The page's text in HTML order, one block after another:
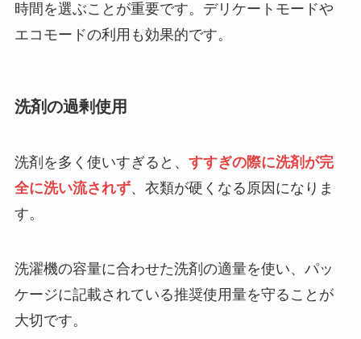
時間を選ぶことが重要です。デリケートモードや
エコモードの利用も効果的です。
洗剤の過剰使用
洗剤を多く使いすぎると、 すすぎの際に洗剤が完
全に洗い流されず、衣類が硬くなる原因になりま
す。
洗濯機の容量に合わせた洗剤の適量を使い、パッ
ケージに記載されている推奨使用量を守ることが
大切です。